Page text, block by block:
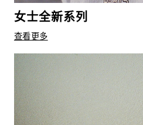
女士全新系列
查看更多